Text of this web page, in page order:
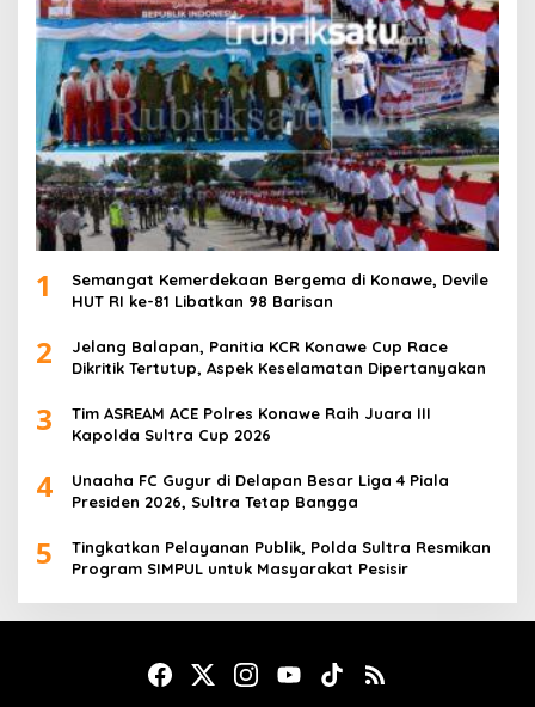
1
Semangat Kemerdekaan Bergema di Konawe, Devile
HUT RI ke-81 Libatkan 98 Barisan
2
Jelang Balapan, Panitia KCR Konawe Cup Race
Dikritik Tertutup, Aspek Keselamatan Dipertanyakan
3
Tim ASREAM ACE Polres Konawe Raih Juara III
Kapolda Sultra Cup 2026
4
Unaaha FC Gugur di Delapan Besar Liga 4 Piala
Presiden 2026, Sultra Tetap Bangga
5
Tingkatkan Pelayanan Publik, Polda Sultra Resmikan
Program SIMPUL untuk Masyarakat Pesisir